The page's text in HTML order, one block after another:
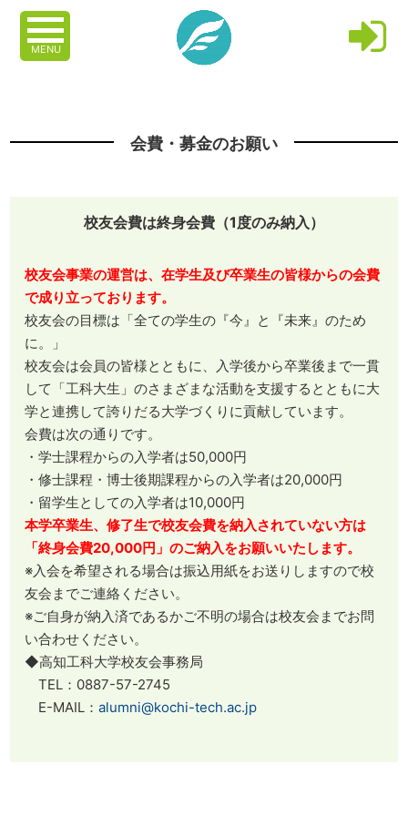
MENU
会費・募金のお願い
校友会費は終身会費（1度のみ納入）
校友会事業の運営は、在学生及び卒業生の皆様からの会費
で成り立っております。
校友会の目標は「全ての学生の『今』と『未来』のため
に。」
校友会は会員の皆様とともに、入学後から卒業後まで一貫
して「工科大生」のさまざまな活動を支援するとともに大
学と連携して誇りだる大学づくりに貢献しています。
会費は次の通りです。
・学士課程からの入学者は50,000円
・修士課程・博士後期課程からの入学者は20,000円
・留学生としての入学者は10,000円
本学卒業生、修了生で校友会費を納入されていない方は
「終身会費20,000円」のご納入をお願いいたします。
※入会を希望される場合は振込用紙をお送りしますので校
友会までご連絡ください。
※ご自身が納入済であるかご不明の場合は校友会までお問
い合わせください。
◆高知工科大学校友会事務局
TEL：0887-57-2745
E-MAIL：alumni@kochi-tech.ac.jp